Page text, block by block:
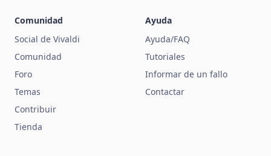
Comunidad
Social de Vivaldi
Comunidad
Foro
Temas
Contribuir
Tienda
Ayuda
Ayuda/FAQ
Tutoriales
Informar de un fallo
Contactar